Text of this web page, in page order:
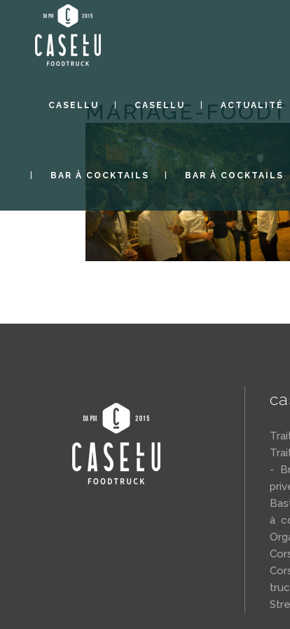
CASELLU CASELLU ACTUALITÉ
BAR À COCKTAILS BAR À COCKTAILS
MARIAGE-
-
à